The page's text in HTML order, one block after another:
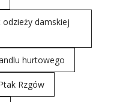
damskiej
hurtowego
Rzgów